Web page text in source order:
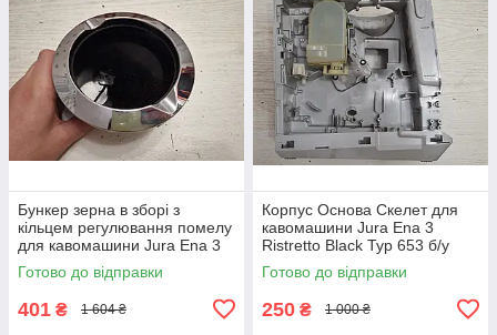
Бункер зерна в зборі з
кільцем регулювання помелу
для кавомашини Jura Ena 3
Ristretto Black Typ 653 б/у
Готово до відправки
401 ₴ 1 604 ₴
Корпус Основа Скелет для
кавомашини Jura Ena 3
Ristretto Black Typ 653 б/у
Готово до відправки
250 ₴ 1 000 ₴